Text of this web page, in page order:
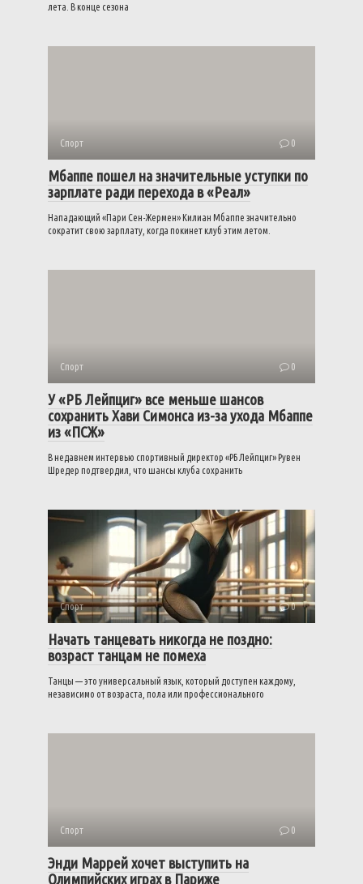
лета. В конце сезона
Спорт 0
Мбаппе пошел на значительные уступки по
зарплате ради перехода в «Реал»
Нападающий «Пари Сен-Жермен» Килиан Мбаппе значительно
сократит свою зарплату, когда покинет клуб этим летом.
Спорт 0
У «РБ Лейпциг» все меньше шансов
сохранить Хави Симонса из-за ухода Мбаппе
из «ПСЖ»
В недавнем интервью спортивный директор «РБ Лейпциг» Рувен
Шредер подтвердил, что шансы клуба сохранить
Спорт 0
Начать танцевать никогда не поздно:
возраст танцам не помеха
Танцы — это универсальный язык, который доступен каждому,
независимо от возраста, пола или профессионального
Спорт 0
Энди Маррей хочет выступить на
Олимпийских играх в Париже